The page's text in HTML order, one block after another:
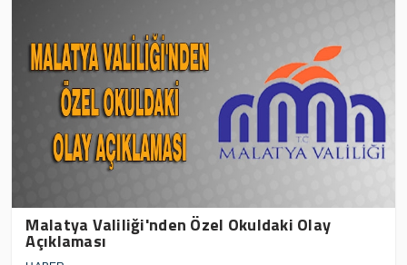
Malatya Valiliği'nden Özel Okuldaki Olay
Açıklaması